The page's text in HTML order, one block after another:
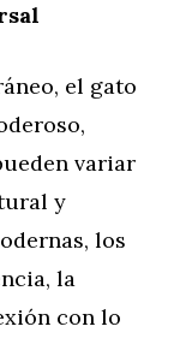
el gato
variar
y
los
la
con lo